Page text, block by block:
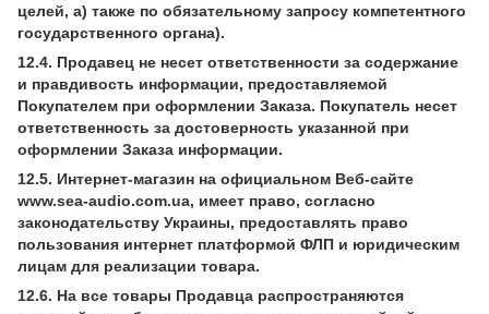
целей, а) также по обязательному запросу компетентного
государственного органа).
12.4. Продавец не несет ответственности за содержание
и правдивость информации, предоставляемой
Покупателем при оформлении Заказа. Покупатель несет
ответственность за достоверность указанной при
оформлении Заказа информации.
12.5. Интернет-магазин на официальном Веб-сайте
www.sea-audio.com.ua, имеет право, согласно
законодательству Украины, предоставлять право
пользования интернет платформой ФЛП и юридическим
лицам для реализации товара.
12.6. На все товары Продавца распространяются